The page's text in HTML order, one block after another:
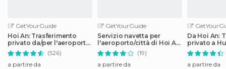
GetYourGuide
Hoi An: Trasferimento
privato da/per l'aeroporto
di Da Nang
(526)
a partire da
GetYourGuide
Servizio navetta per
l'aeroporto/città di Hoi An
e Da Nang
(19)
a partire da
Da Hoi An:
privato a
a partire da